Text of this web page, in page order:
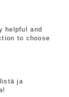
helpful and
to choose
ja